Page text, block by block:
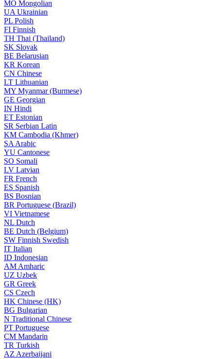
MO Mongolian
UA Ukrainian
PL Polish
FI Finnish
TH Thai (Thailand)
SK Slovak
BE Belarusian
KR Korean
CN Chinese
LT Lithuanian
MY Myanmar (Burmese)
GE Georgian
IN Hindi
ET Estonian
SR Serbian Latin
KM Cambodia (Khmer)
SA Arabic
YU Cantonese
SO Somali
LV Latvian
FR French
ES Spanish
BS Bosnian
BR Portuguese (Brazil)
VI Vietnamese
NL Dutch
BE Dutch (Belgium)
SW Finnish Swedish
IT Italian
ID Indonesian
AM Amharic
UZ Uzbek
GR Greek
CS Czech
HK Chinese (HK)
BG Bulgarian
N Traditional Chinese
PT Portuguese
CM Mandarin
TR Turkish
AZ Azerbaijani